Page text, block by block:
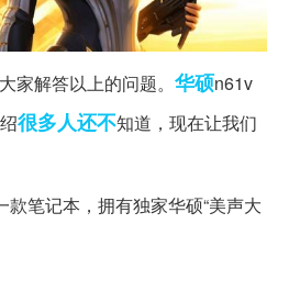
家解答以上的问题。 华硕n61v
很多人还不知道，现在让我们
笔记本，拥有独家华硕“美声大